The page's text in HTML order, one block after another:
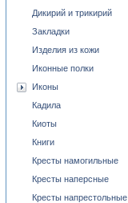
Дикирий и трикирий
Закладки
Изделия из кожи
Иконные полки
Иконы
Кадила
Киоты
Книги
Кресты намогильные
Кресты наперсные
Кресты напрестольные